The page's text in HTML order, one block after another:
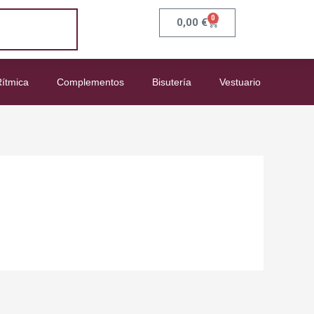
0,00 € 0
Carrito
Complementos Bisutería Vestuario